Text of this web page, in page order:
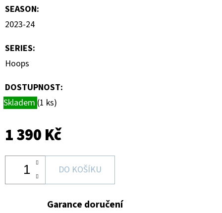
SEASON:
2023-24
SERIES:
Hoops
DOSTUPNOST:
Skladem (1 ks)
1 390 Kč
DO KOŠÍKU
Garance doručení